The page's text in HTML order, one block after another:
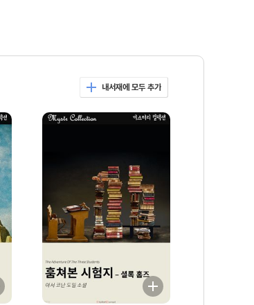
내서재에 모두 추가